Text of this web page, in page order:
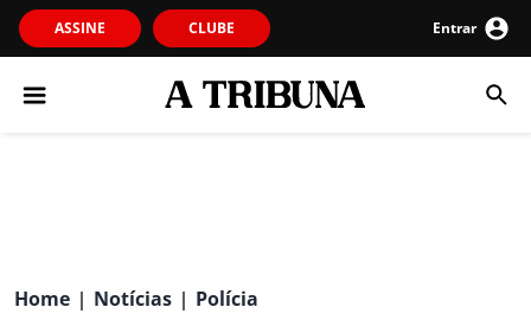
ASSINE CLUBE Entrar
Home | Notícias | Polícia